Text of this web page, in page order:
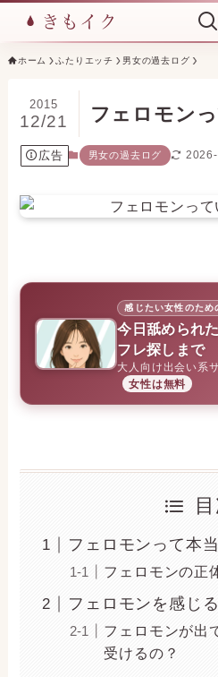
ホーム ふたりエッチ 男女の過去ログ
フェロモン
2015
12/21
広告 男女の過去ログ
感じたい女性のため
今日舐められ
フレ探しまで
大人向け出会い系
女性は無料
フェロモンって本
フェロモンの正
フェロモンを感じ
フェロモンが出
受けるの？